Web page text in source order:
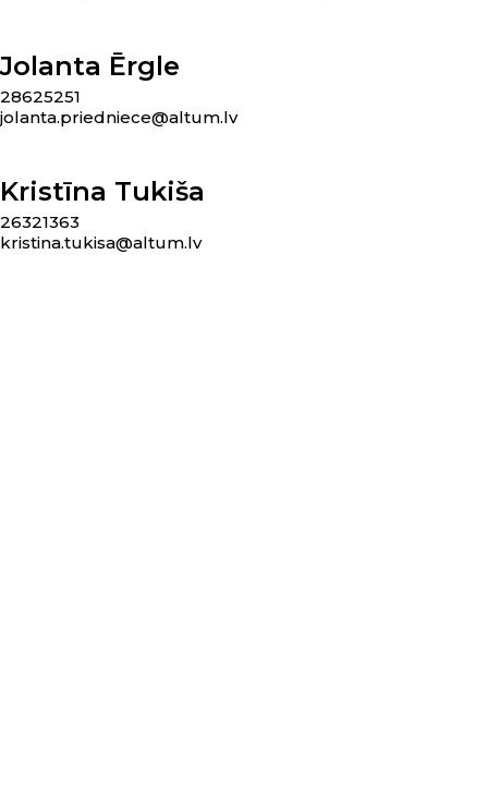
Jolanta Ērgle
28625251
jolanta.priedniece@altum.lv
Kristīna Tukiša
26321363
kristina.tukisa@altum.lv